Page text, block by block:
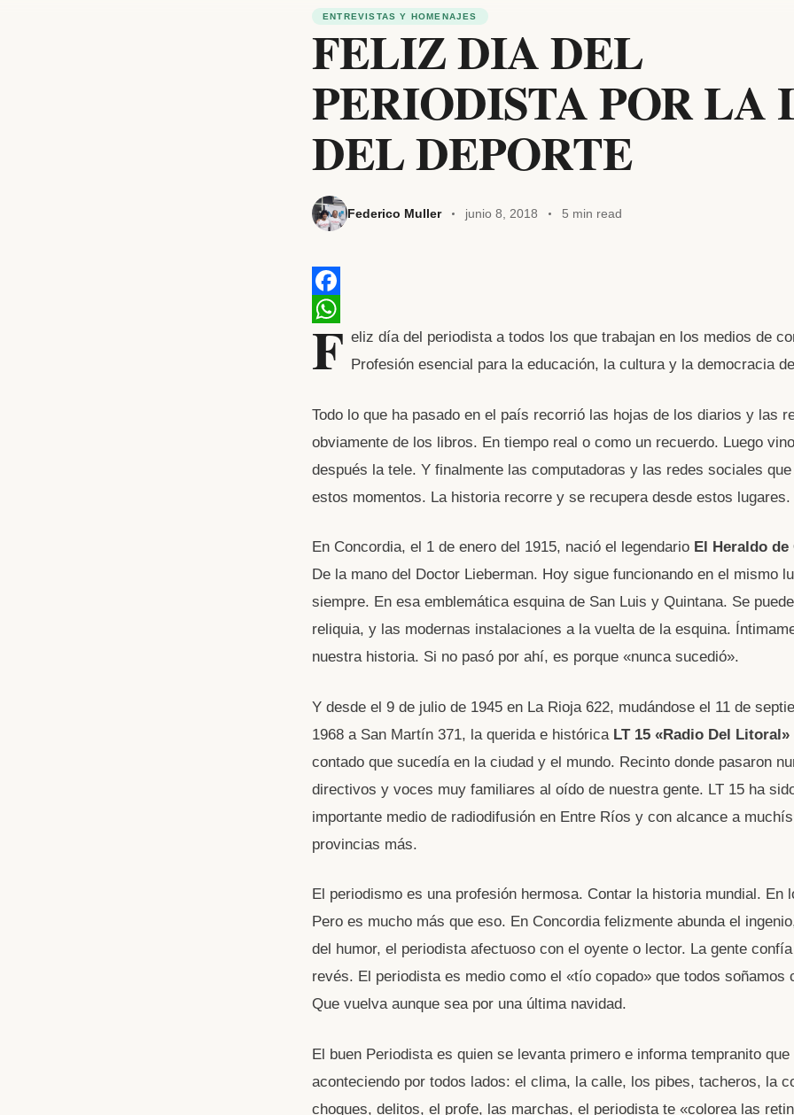
ENTREVISTAS Y HOMENAJES
FELIZ DIA DEL
PERIODISTA POR LA
DEL DEPORTE
Federico Muller junio 8, 2018 5 min read
F
a
c
b
o
o
k
W
h
t
s
A
p
F eliz día del periodista a todos los que trabajan en los medios de
Profesión esencial para la educación, la cultura y la democracia
Todo lo que ha pasado en el país recorrió las hojas de los diarios y las
obviamente de los libros. En tiempo real o como un recuerdo. Luego
después la tele. Y finalmente las computadoras y las redes sociales
estos momentos. La historia recorre y se recupera desde estos lugares.
En Concordia, el 1 de enero del 1915, nació el legendario El Heraldo
De la mano del Doctor Lieberman. Hoy sigue funcionando en el mismo
siempre. En esa emblemática esquina de San Luis y Quintana. Se
reliquia, y las modernas instalaciones a la vuelta de la esquina.
nuestra historia. Si no pasó por ahí, es porque «nunca sucedió».
Y desde el 9 de julio de 1945 en La Rioja 622, mudándose el 11 de
1968 a San Martín 371, la querida e histórica LT 15 «Radio Del Litoral»
contado que sucedía en la ciudad y el mundo. Recinto donde pasaron
directivos y voces muy familiares al oído de nuestra gente. LT 15 ha
importante medio de radiodifusión en Entre Ríos y con alcance a
provincias más.
El periodismo es una profesión hermosa. Contar la historia mundial. En
Pero es mucho más que eso. En Concordia felizmente abunda el
del humor, el periodista afectuoso con el oyente o lector. La gente
revés. El periodista es medio como el «tío copado» que todos soñamos
Que vuelva aunque sea por una última navidad.
El buen Periodista es quien se levanta primero e informa tempranito que
aconteciendo por todos lados: el clima, la calle, los pibes, tacheros, la
choques, delitos, el profe, las marchas, el periodista te «colorea las